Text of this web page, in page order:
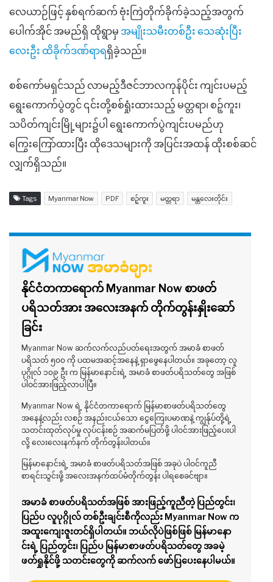
လေယာဉ်ဖြင့် နှစ်ရက်ဆက် ဗုံးကြဲတိုက်ခိုက်ခဲ့သည့်အတွက်
ပေါက်အိုင် အမည်ရှိ ထိုရွာမှ အမျိုးသမီးတစ်ဦး သေဆုံးပြီး
လေးဦး ထိခိုက်ဒဏ်ရာရရှိခဲ့သည်။
စစ်ကော်မရှင်သည် လာမည့်ဒီဇင်ဘာလကုန်ပိုင်း ကျင်းပမည့်
ရွေးကောက်ပွဲတွင် ၎င်းတို့စစ်ရှုံးထားသည့် မတ္တရာ၊ စဉ့်ကူး၊
သပိတ်ကျင်းမြို့များ၌ပါ ရွေးကောက်ပွဲကျင်းပမည်ဟု
ကြွေးကြော်ထားပြီး ထိုဒေသများကို အပြင်းအထန် ထိုးစစ်ဆင်
လျှက်ရှိသည်။
Tags Myanmar Now PDF စဉ့်ကူး မတ္တရာ မန္တလေးတိုင်း
နိုင်ငံတကာရောက် Myanmar Now စာဖတ်
ပရိသတ်အား အလေးအနက် တိုက်တွန်းနှိုးဆော်
ခြင်း
Myanmar Now ဆက်လက်လည်ပတ်ရေးအတွက် အမာခံ စာဖတ်
ပရိသတ် ၅၀၀ ကို ပထမအဆင့်အနေနဲ့ ရှာဖွေနေပါတယ်။ အခုတော့ လူ
ပုဂ္ဂိုလ် ၁၀၉ ဦး က မြန်မာနောင်းရဲ့ အမာခံ စာဖတ်ပရိသတ်တွေ အဖြစ်
ပါဝင်အားဖြည့်လာပါပြီ။
Myanmar Now ရဲ့ နိုင်ငံတကာရောက် မြန်မာစာဖတ်ပရိသတ်တွေ
အနေနဲ့လည်း လစဉ် အနည်းငယ်သော ငွေကြေးပမာဏနဲ့ ကျွန်ုပ်တို့ရဲ့
သတင်းထုတ်လုပ်မှု လုပ်ငန်းစဉ် အဆက်မပြတ်ဖို့ ပါဝင်အားဖြည့်ပေးပါ
လို့ လေးလေးနက်နက် တိုက်တွန်းပါတယ်။
မြန်မာနောင်းရဲ့ အမာခံ စာဖတ်ပရိသတ်အဖြစ် အခုပဲ ပါဝင်ကူညီ
စာရင်းသွင်းဖို့ အလေးအနက်ထပ်မံတိုက်တွန်း ပါရစေခင်ဗျာ။
အမာခံ စာဖတ်ပရိသတ်အဖြစ် အားဖြည့်ကူညီတဲ့ ပြည်တွင်း၊
ပြည်ပ လူပုဂ္ဂိုလ် တစ်ဦးချင်းစီကိုလည်း Myanmar Now က
အထူးကျေးဇူးတင်ရှိပါတယ်။ ဘယ်လိုပဲဖြစ်ဖြစ် မြန်မာနော
င်းရဲ့ ပြည်တွင်း၊ ပြည်ပ မြန်မာစာဖတ်ပရိသတ်တွေ အခမဲ့
ဖတ်ရှုနိုင်ဖို့ သတင်းတွေကို ဆက်လက် ဖော်ပြပေးနေပါမယ်။